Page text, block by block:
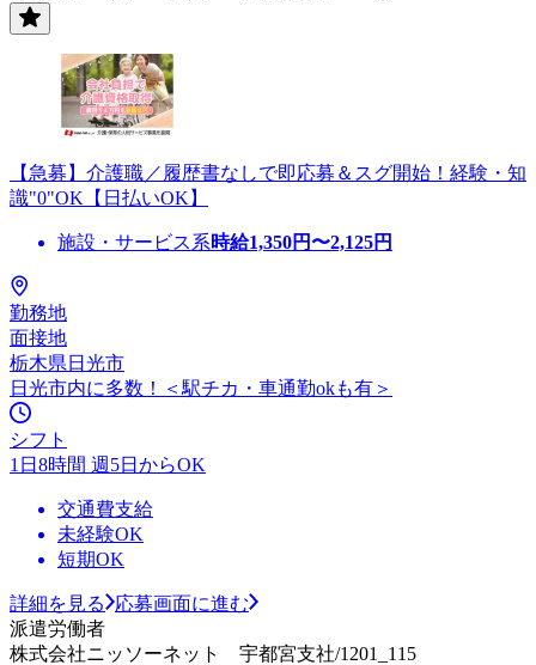
【急募】介護職／履歴書なしで即応募＆スグ開始！経験・知
識"0"OK【日払いOK】
施設・サービス系時給1,350円〜2,125円
勤務地
面接地
栃木県日光市
日光市内に多数！＜駅チカ・車通勤okも有＞
シフト
1日8時間 週5日からOK
交通費支給
未経験OK
短期OK
詳細を見る
応募画面に進む
派遣労働者
株式会社ニッソーネット 宇都宮支社/1201_115